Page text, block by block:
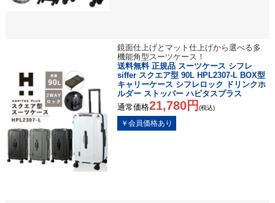
鏡面仕上げとマット仕上げから選べる多
機能角型スーツケース！
送料無料 正規品 スーツケース シフレ
siffer スクエア型 90L HPL2307-L BOX型
キャリーケース シフレロック ドリンクホ
ルダー ストッパー ハピタスプラス
通常価格21,780円 (税込)